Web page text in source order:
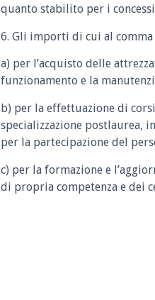
quanto stabilito per i
6. Gli importi di cui al comma
a) per l’acquisto delle
funzionamento e la
b) per la effettuazione di
specializzazione postlaurea,
per la partecipazione del
c) per la formazione e
di propria competenza e dei